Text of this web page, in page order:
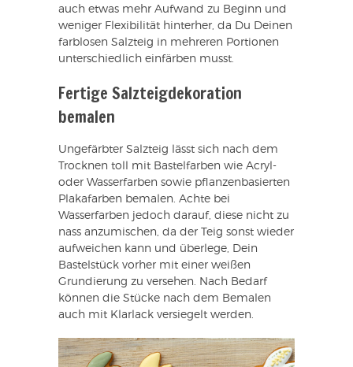
auch etwas mehr Aufwand zu Beginn und
weniger Flexibilität hinterher, da Du Deinen
farblosen Salzteig in mehreren Portionen
unterschiedlich einfärben musst.
Fertige Salzteigdekoration
bemalen
Ungefärbter Salzteig lässt sich nach dem
Trocknen toll mit Bastelfarben wie Acryl-
oder Wasserfarben sowie pflanzenbasierten
Plakafarben bemalen. Achte bei
Wasserfarben jedoch darauf, diese nicht zu
nass anzumischen, da der Teig sonst wieder
aufweichen kann und überlege, Dein
Bastelstück vorher mit einer weißen
Grundierung zu versehen. Nach Bedarf
können die Stücke nach dem Bemalen
auch mit Klarlack versiegelt werden.